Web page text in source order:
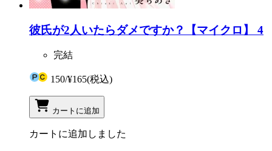
彼氏が2人いたらダメですか？【マイクロ】 4
完結
150/¥165(税込)
カートに追加
カートに追加しました